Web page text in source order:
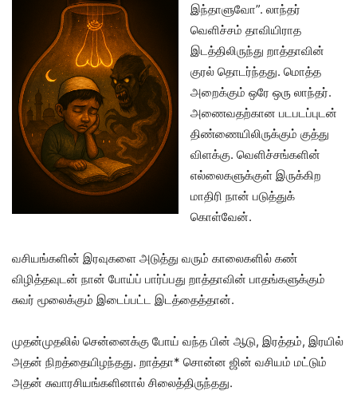
இந்தாளுவோ”. லாந்தர்
வெளிச்சம் தாவியிராத
இடத்திலிருந்து றாத்தாவின்
குரல் தொடர்ந்தது. மொத்த
அறைக்கும் ஒரே ஒரு லாந்தர்.
அணைவதற்கான படபடப்புடன்
திண்ணையிலிருக்கும் குத்து
விளக்கு. வெளிச்சங்களின்
எல்லைகளுக்குள் இருக்கிற
மாதிரி நான் படுத்துக்
கொள்வேன்.
வசியங்களின் இரவுகளை அடுத்து வரும் காலைகளில் கண்
விழித்தவுடன் நான் போய்ப் பார்ப்பது றாத்தாவின் பாதங்களுக்கும்
சுவர் மூலைக்கும் இடைப்பட்ட இடத்தைத்தான்.
முதன்முதலில் சென்னைக்கு போய் வந்த பின் ஆடு, இரத்தம், இரயில்
அதன் நிறத்தையிழந்தது. றாத்தா* சொன்ன ஜின் வசியம் மட்டும்
அதன் சுவாரசியங்களினால் சிலைத்திருந்தது.